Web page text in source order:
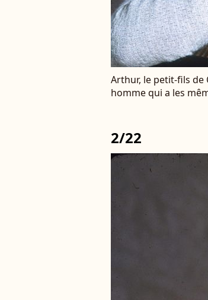
Arthur, le petit-fils de
homme qui a les
2/22